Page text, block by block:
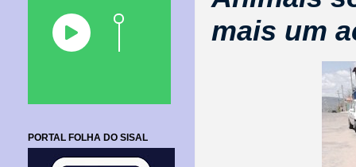
mais um
PORTAL FOLHA DO SISAL